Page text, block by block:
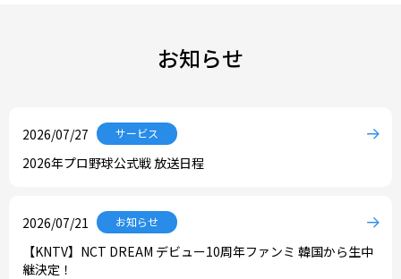
お知らせ
2026/07/27 サービス
2026年プロ野球公式戦 放送日程
2026/07/21 お知らせ
【KNTV】NCT DREAM デビュー10周年ファンミ 韓国から生中
継決定！